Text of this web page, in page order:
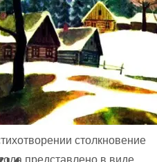
столкновение
представ­лено в виде